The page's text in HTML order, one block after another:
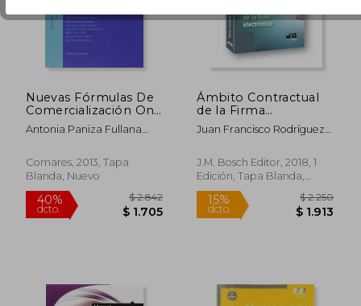
45% $ 10.065 45%
Nuevas Fórmulas De
Comercialización On
Line De Servicios
Turísticos
Antonia Paniza Fullana
Comares, 2013, Tapa
Blanda, Nuevo
Ámbito Contractual
de la Firma
Electrónica
Juan Francisco Rodríguez
J.M. Bosch Editor, 2018, 1
Edición, Tapa Blanda,
Nuevo